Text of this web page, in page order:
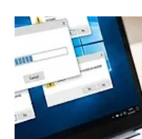
'추론(Reasoning) 알고리즘 설계' 경쟁으
했다.이 같은 기술 주도권의 패러다임 전
천문학적 수준으로 급증해 일반 테크 기
(CAPEX 장벽)에 도달했음을 보여준다. 지
셋을 더 무겁게 밀..